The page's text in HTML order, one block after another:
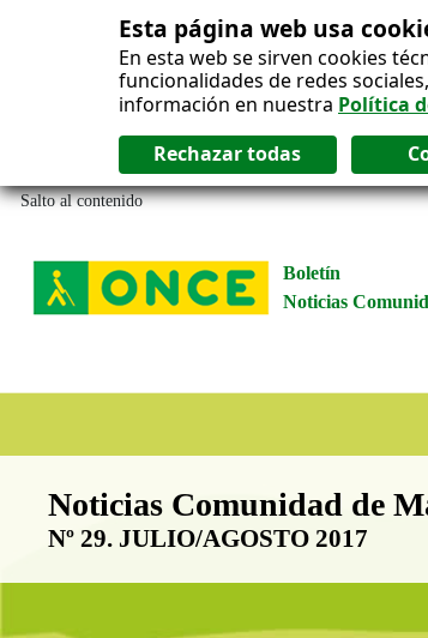
Esta página web usa
En esta web se sirven cookies
funcionalidades de redes
información en nuestra Política
Salto al contenido
Boletín
Noticias
Boletín Noticias
Noticias Comunidad de
Nº 29. JULIO/AGOSTO 2017